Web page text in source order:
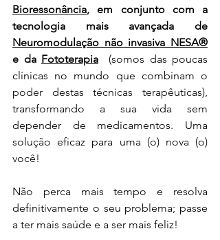
Bioressonância, em conjunto com a
Neuromodulação não invasiva NESA®
e da Fototerapia
(somos das poucas
clínicas no mundo que combinam o
poder destas técnicas terapêuticas),
transformando a sua vida sem
depender de medicamentos. Uma
solução eficaz para uma (o) nova (o)
você!
Não perca mais tempo e resolva
definitivamente o seu problema; passe
a ter mais saúde e a ser mais feliz!